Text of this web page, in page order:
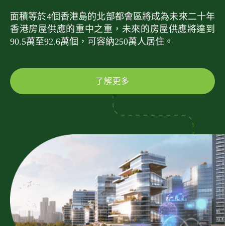
面積等於4個香港島的北部都會區將成為未來二十年
香港房屋供應的重中之重，未來的房屋供應將達到
90.5萬至92.6萬個，可容納250萬人居住。
了解更多